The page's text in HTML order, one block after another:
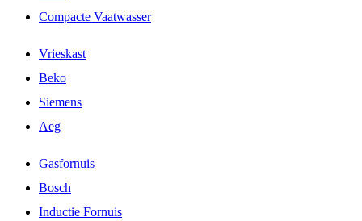
Compacte Vaatwasser
Vrieskast
Beko
Siemens
Aeg
Gasfornuis
Bosch
Inductie Fornuis